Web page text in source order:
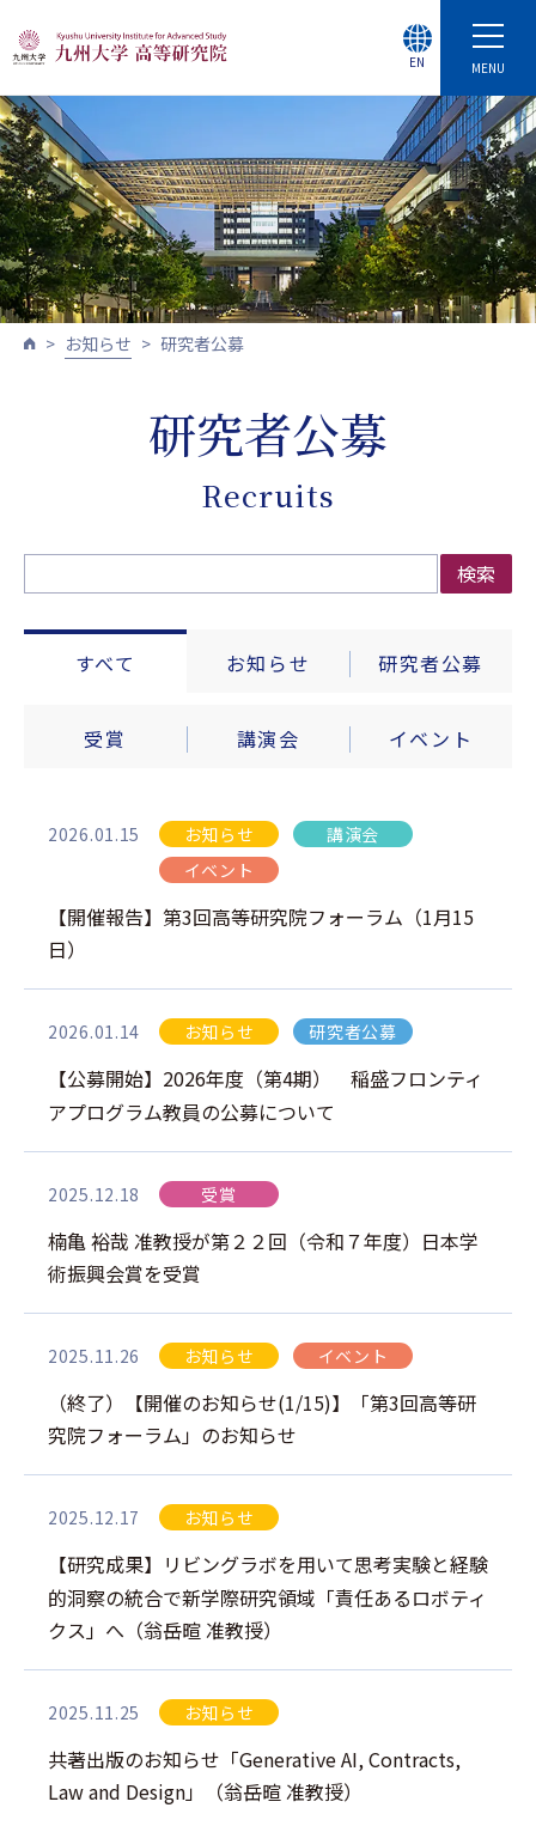
MENU
EN
お知らせ 研究者公募
研究者公募
Recruits
検索
すべて お知らせ 研究者公募
受賞 講演会 イベント
2026.01.15 お知らせ
講演会
イベント
【開催報告】第3回高等研究院フォーラム（1月15
日）
2026.01.14 お知らせ 研究者公募
【公募開始】2026年度（第4期） 稲盛フロンティ
アプログラム教員の公募について
2025.12.18 受賞
楠亀 裕哉 准教授が第２２回（令和７年度）日本学
術振興会賞を受賞
2025.11.26 お知らせ イベント
（終了）【開催のお知らせ(1/15)】「第3回高等研
究院フォーラム」のお知らせ
2025.12.17 お知らせ
【研究成果】リビングラボを用いて思考実験と経験
的洞察の統合で新学際研究領域「責任あるロボティ
クス」へ（翁岳暄 准教授）
2025.11.25 お知らせ
共著出版のお知らせ「Generative AI, Contracts,
Law and Design」（翁岳暄 准教授）